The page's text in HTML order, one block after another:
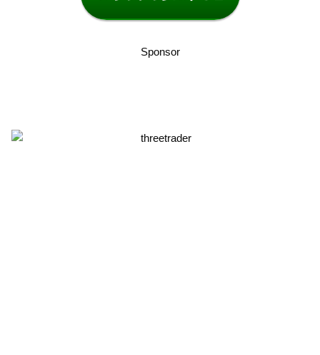
Sponsor